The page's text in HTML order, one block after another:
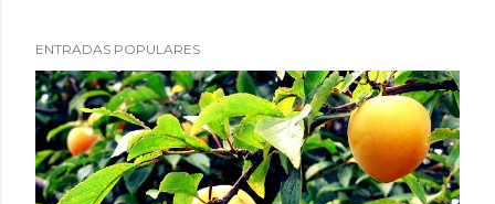
ENTRADAS POPULARES